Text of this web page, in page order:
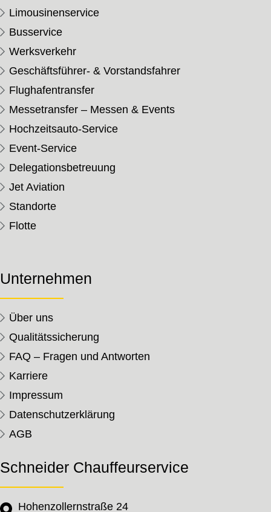
Limousinenservice
Busservice
Werksverkehr
Geschäftsführer- & Vorstandsfahrer
Flughafentransfer
Messetransfer – Messen & Events
Hochzeitsauto-Service
Event-Service
Delegationsbetreuung
Jet Aviation
Standorte
Flotte
Unternehmen
Über uns
Qualitätssicherung
FAQ – Fragen und Antworten
Karriere
Impressum
Datenschutzerklärung
AGB
Schneider Chauffeurservice
Hohenzollernstraße 24